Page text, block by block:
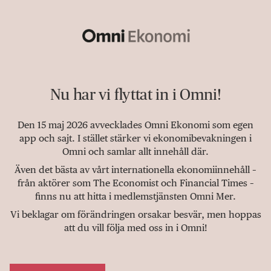
Nu har vi flyttat in i Omni!
Den 15 maj 2026 avvecklades Omni Ekonomi som egen
app och sajt. I stället stärker vi ekonomibevakningen i
Omni och samlar allt innehåll där.
Även det bästa av vårt internationella ekonomiinnehåll –
från aktörer som The Economist och Financial Times –
finns nu att hitta i medlemstjänsten Omni Mer.
Vi beklagar om förändringen orsakar besvär, men hoppas
att du vill följa med oss in i Omni!